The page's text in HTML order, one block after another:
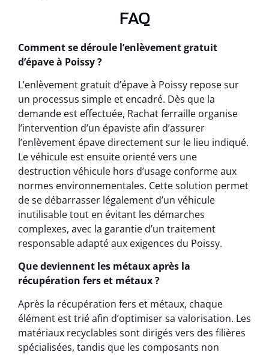
FAQ
Comment se déroule l’enlèvement gratuit
d’épave à Poissy ?
L’enlèvement gratuit d’épave à Poissy repose sur
un processus simple et encadré. Dès que la
demande est effectuée, Rachat ferraille organise
l’intervention d’un épaviste afin d’assurer
l’enlèvement épave directement sur le lieu indiqué.
Le véhicule est ensuite orienté vers une
destruction véhicule hors d’usage conforme aux
normes environnementales. Cette solution permet
de se débarrasser légalement d’un véhicule
inutilisable tout en évitant les démarches
complexes, avec la garantie d’un traitement
responsable adapté aux exigences du Poissy.
Que deviennent les métaux après la
récupération fers et métaux ?
Après la récupération fers et métaux, chaque
élément est trié afin d’optimiser sa valorisation. Les
matériaux recyclables sont dirigés vers des filières
spécialisées, tandis que les composants non